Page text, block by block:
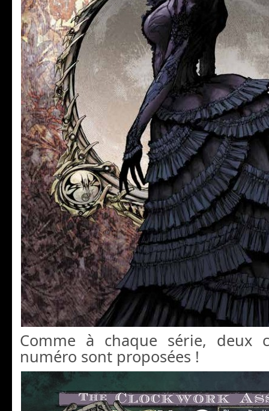
Comme à chaque série, deux
numéro sont proposées !